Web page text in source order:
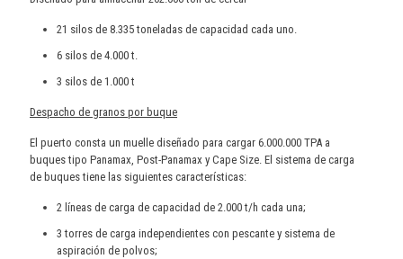
21 silos de 8.335 toneladas de capacidad cada uno.
6 silos de 4.000 t.
3 silos de 1.000 t
Despacho de granos por buque
El puerto consta un muelle diseñado para cargar 6.000.000 TPA a
buques tipo Panamax, Post-Panamax y Cape Size. El sistema de carga
de buques tiene las siguientes características:
2 líneas de carga de capacidad de 2.000 t/h cada una;
3 torres de carga independientes con pescante y sistema de
aspiración de polvos;